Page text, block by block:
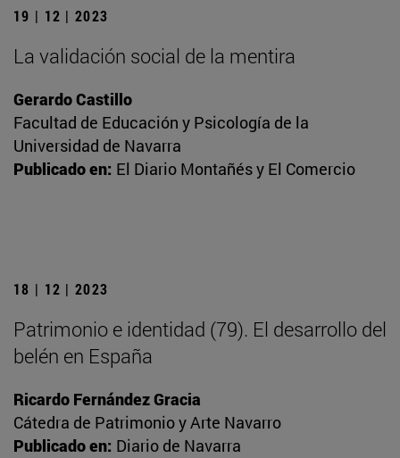
19 | 12 | 2023
La validación social de la mentira
Gerardo Castillo
Facultad de Educación y Psicología de la
Universidad de Navarra
Publicado en: El Diario Montañés y El Comercio
18 | 12 | 2023
Patrimonio e identidad (79). El desarrollo del
belén en España
Ricardo Fernández Gracia
Cátedra de Patrimonio y Arte Navarro
Publicado en: Diario de Navarra